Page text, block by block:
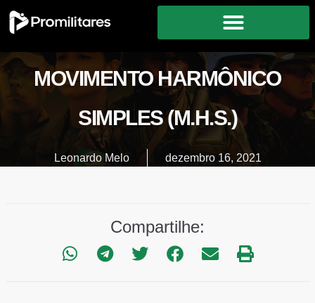
MOVIMENTO HARMÔNICO
SIMPLES (M.H.S.)
Leonardo Melo dezembro 16, 2021
Compartilhe: